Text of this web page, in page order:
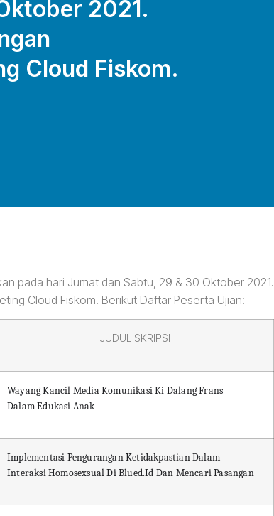
2021.
Cloud Fiskom.
pada hari Jumat dan Sabtu, 29 & 30 Oktober 2021.
Cloud Fiskom. Berikut Daftar Peserta Ujian:
JUDUL SKRIPSI
Wayang Kancil Media Komunikasi Ki Dalang Frans
Dalam Edukasi Anak
Implementasi Pengurangan Ketidakpastian Dalam
Interaksi Homosexsual Di Blued.Id Dan Mencari Pasangan